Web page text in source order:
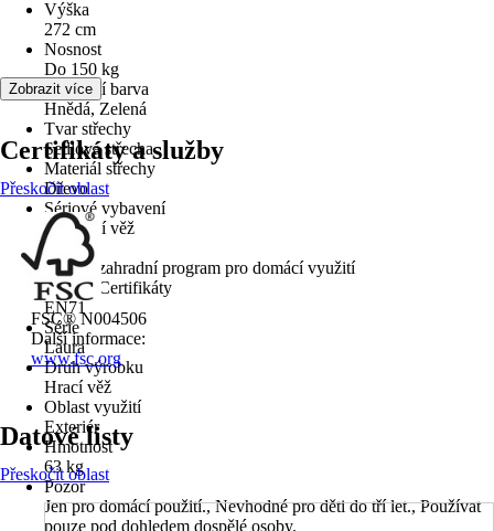
Výška
272 cm
Nosnost
Do 150 kg
Základní barva
Hnědá, Zelená
Tvar střechy
Sedlová střecha
Materiál střechy
Dřevo
Sériové vybavení
Základní věž
Použití
Dětský zahradní program pro domácí využití
Normy/Certifikáty
EN71
Série
Laura
Druh výrobku
Hrací věž
Oblast využití
Exteriér
Hmotnost
63 kg
Pozor
Jen pro domácí použití., Nevhodné pro děti do tří let., Používat
pouze pod dohledem dospělé osoby.
Zobrazit více
Certifikáty a služby
Přeskočit oblast
FSC® N004506
Další informace:
www.fsc.org
Datové listy
Přeskočit oblast